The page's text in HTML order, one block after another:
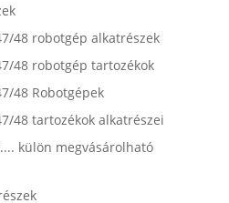
48 robotgép alkatrészek
48 robotgép tartozékok
48 Robotgépek
48 tartozékok alkatrészei
külön megvásárolható